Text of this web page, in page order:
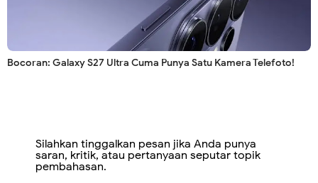
Bocoran: Galaxy S27 Ultra Cuma Punya Satu Kamera Telefoto!
Silahkan tinggalkan pesan jika Anda punya
saran, kritik, atau pertanyaan seputar topik
pembahasan.